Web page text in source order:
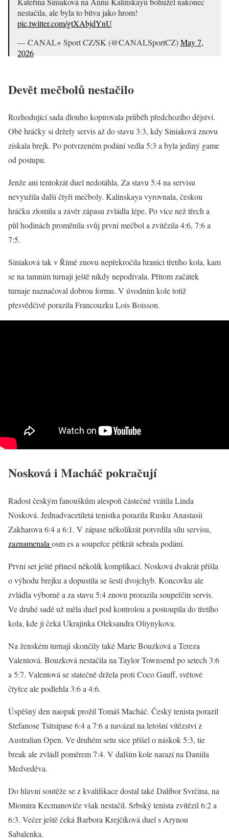
nestačila, ale byla to bitva jako hrom!
pic.twitter.com/gtXAbjdYnU
— CANAL+ Sport CZ/SK (@CANALSportCZ)May 7,
2026
Devět mečbolů nestačilo
Rozhodující sada dlouho kopírovala průběh předchozího dějství.
Obě hráčky si držely servis až do stavu 3:3, kdy Siniaková znovu
získala brejk. Po potvrzeném podání vedla 5:3 a byla jediný game
od postupu.
Jenže ani tentokrát duel nedotáhla. Za stavu 5:4 na servisu
nevyužila další čtyři mečboly. Kalinskaya vyrovnala, českou
hráčku zlomila a závěr zápasu zvládla lépe. Po více než třech a
půl hodinách proměnila svůj první mečbol a zvítězila 4:6, 7:6 a
7:5.
Siniaková tak v Římě znovu nepřekročila hranici třetího kola, kam
se na tamním turnaji ještě nikdy nepodívala. Přitom začátek
turnaje naznačoval dobrou formu. V úvodním kole totiž
přesvědčivě porazila Francouzku Lois Boisson.
Nosková i Macháč pokračují
Radost českým fanouškům alespoň částečně vrátila Linda
Nosková. Jednadvacetiletá tenistka porazila Rusku Anastasii
Zakharova 6:4 a 6:1. V zápase několikrát potvrdila sílu servisu,
zaznamenala osm es a soupeřce pětkrát sebrala podání.
První set ještě přinesl několik komplikací. Nosková dvakrát přišla
o výhodu brejku a dopustila se šesti dvojchyb. Koncovku ale
zvládla výborně a za stavu 5:4 znovu prorazila soupeřčin servis.
Ve druhé sadě už měla duel pod kontrolou a postoupila do třetího
kola, kde ji čeká Ukrajinka Oleksandra Oliynykova.
Na ženském turnaji skončily také Marie Bouzková a Tereza
Valentová. Bouzková nestačila na Taylor Townsend po setech 3:6
a 5:7. Valentová se statečně držela proti Coco Gauff, světové
čtyřce ale podlehla 3:6 a 4:6.
Úspěšný den naopak prožil Tomáš Macháč. Český tenista porazil
Stefanose Tsitsipase 6:4 a 7:6 a navázal na letošní vítězství z
Australian Open. Ve druhém setu sice přišel o náskok 5:3, tie
break ale zvládl poměrem 7:4. V dalším kole narazí na Daniila
Medveděva.
Do hlavní soutěže se z kvalifikace dostal také Dalibor Svrčina, na
Miomira Kecmanoviče však nestačil. Srbský tenista zvítězil 6:2 a
6:3. Večer ještě čeká Barbora Krejčíková duel s Arynou
Sabalenka.